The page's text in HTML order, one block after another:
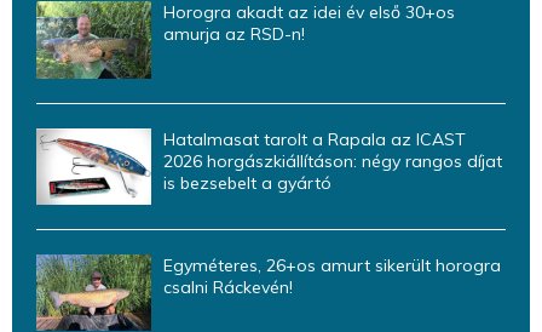
Horogra akadt az idei év első 30+os
amurja az RSD-n!
Hatalmasat tarolt a Rapala az ICAST
2026 horgászkiállításon: négy rangos díjat
is bezsebelt a gyártó
Egyméteres, 26+os amurt sikerült horogra
csalni Ráckevén!